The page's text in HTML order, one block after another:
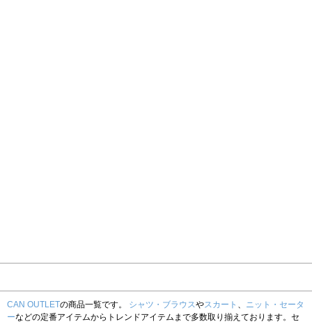
CAN OUTLETの商品一覧です。 シャツ・ブラウスやスカート 、 ニット・セータ
ーなどの定番アイテムからトレンドアイテムまで多数取り揃えております。セ